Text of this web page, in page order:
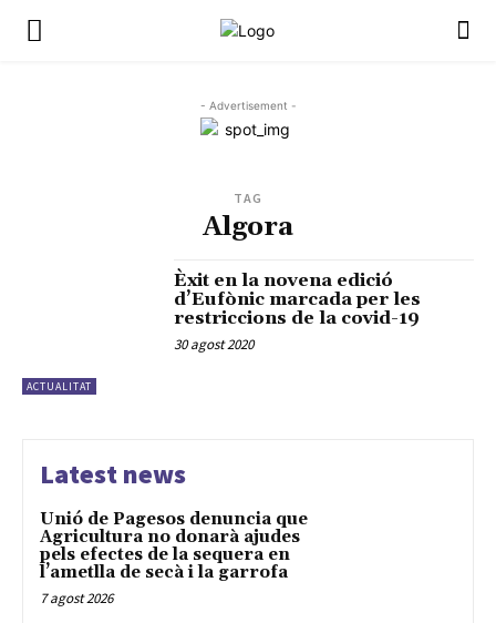
- Advertisement -
TAG
Algora
ACTUALITAT
Èxit en la novena edició
d’Eufònic marcada per les
restriccions de la covid-19
30 agost 2020
Latest news
Unió de Pagesos denuncia que
Agricultura no donarà ajudes
pels efectes de la sequera en
l’ametlla de secà i la garrofa
7 agost 2026